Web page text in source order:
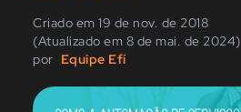
Criado em 19 de nov. de 2018
(Atualizado em 8 de mai. de 2024)
por Equipe Efí